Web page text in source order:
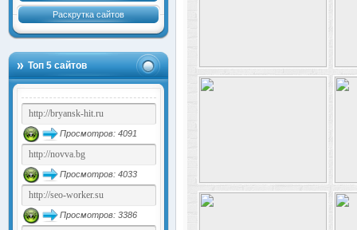
Раскрутка сайтов
Топ 5 сайтов
Просмотров: 4091
Просмотров: 4033
Просмотров: 3386